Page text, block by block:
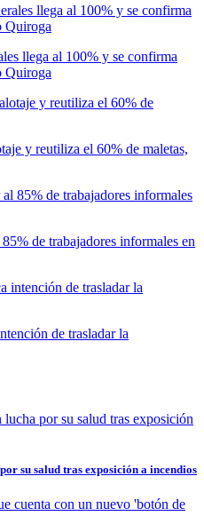
llega al 100% y se confirma
Quiroga
y reutiliza el 60% de maletas,
de trabajadores informales en
de trasladar la
su salud tras exposición a incendios